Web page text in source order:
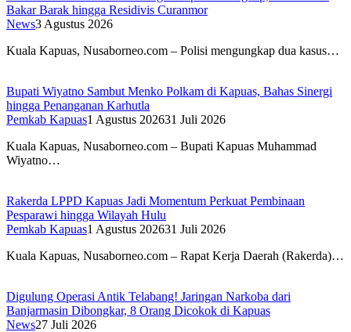
Bakar Barak hingga Residivis Curanmor
News3 Agustus 2026
Kuala Kapuas, Nusaborneo.com – Polisi mengungkap dua kasus…
Bupati Wiyatno Sambut Menko Polkam di Kapuas, Bahas Sinergi
hingga Penanganan Karhutla
Pemkab Kapuas1 Agustus 202631 Juli 2026
Kuala Kapuas, Nusaborneo.com – Bupati Kapuas Muhammad
Wiyatno…
Rakerda LPPD Kapuas Jadi Momentum Perkuat Pembinaan
Pesparawi hingga Wilayah Hulu
Pemkab Kapuas1 Agustus 202631 Juli 2026
Kuala Kapuas, Nusaborneo.com – Rapat Kerja Daerah (Rakerda)…
Digulung Operasi Antik Telabang! Jaringan Narkoba dari
Banjarmasin Dibongkar, 8 Orang Dicokok di Kapuas
News27 Juli 2026